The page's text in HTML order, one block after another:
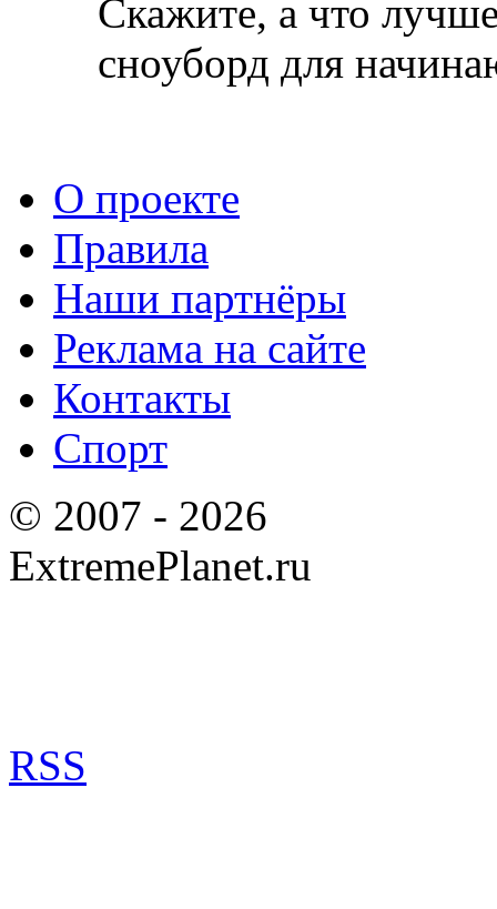
Скажите, а что
сноуборд для
О проекте
Правила
Наши партнёры
Реклама на сайте
Контакты
Спорт
© 2007 - 2026
ExtremePlanet.ru
RSS